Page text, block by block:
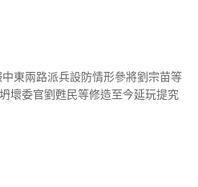
東兩路派兵設防情形參將劉宗苗等
壞委官劉甦民等修造至今延玩提究